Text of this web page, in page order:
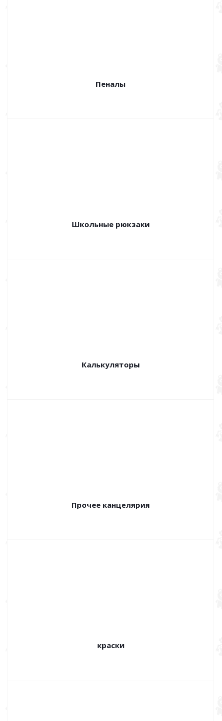
Пеналы
Школьные рюкзаки
Калькуляторы
Прочее канцелярия
краски